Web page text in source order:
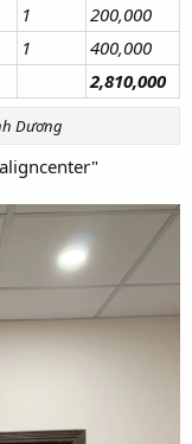
1
200,000
1
400,000
2,810,000
Dương